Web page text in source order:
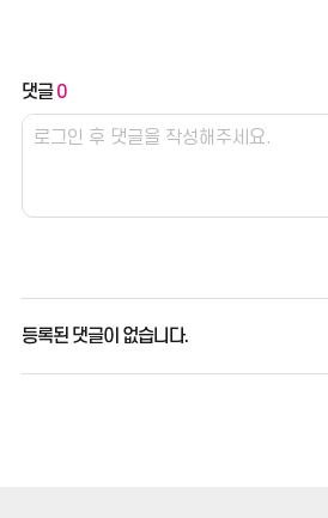
댓글0
등록된 댓글이 없습니다.